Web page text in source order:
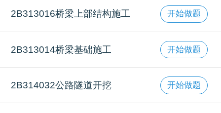
2B313016桥梁上部结构施工 开始做题
2B313014桥梁基础施工 开始做题
2B314032公路隧道开挖 开始做题